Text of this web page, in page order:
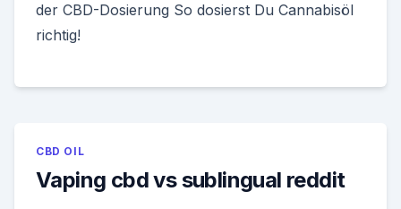
der CBD-Dosierung So dosierst Du Cannabisöl
richtig!
CBD OIL
Vaping cbd vs sublingual reddit